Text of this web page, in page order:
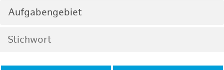
Aufgabengebiet